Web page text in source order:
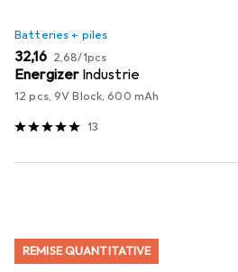
Batteries + piles
EUR
32,16 EUR
2,68/1pcs
Energizer Industrie
12 pcs, 9V Block, 600 mAh
13
REMISE QUANTITATIVE